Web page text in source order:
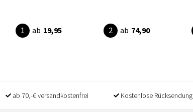
ab 19,95 ab 74,90
ab 70,-€ versandkostenfrei Kostenlose Rücksendung